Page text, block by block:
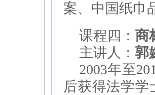
案、中国纸巾
课程四： 商
主讲人： 郭
2003年至
后获得法学